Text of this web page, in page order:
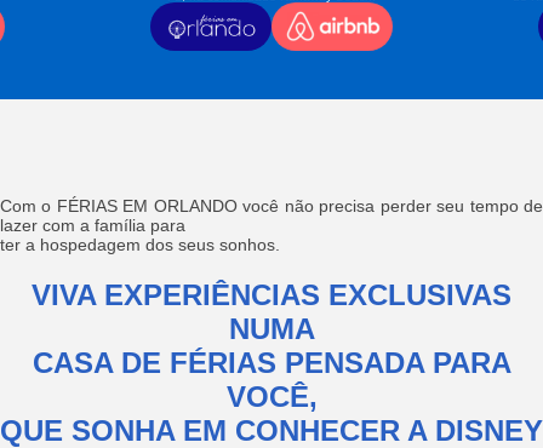
Com o FÉRIAS EM ORLANDO você não precisa perder seu tempo de
lazer com a família para
ter a hospedagem dos seus sonhos.
VIVA EXPERIÊNCIAS EXCLUSIVAS
NUMA
CASA DE FÉRIAS PENSADA PARA
VOCÊ,
QUE SONHA EM CONHECER A DISNEY